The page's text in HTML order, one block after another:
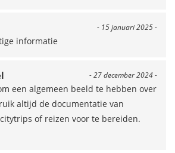
- 15 januari 2025 -
informatie
- 27 december 2024 -
een algemeen beeld te hebben over
altijd de documentatie van
of reizen voor te bereiden.